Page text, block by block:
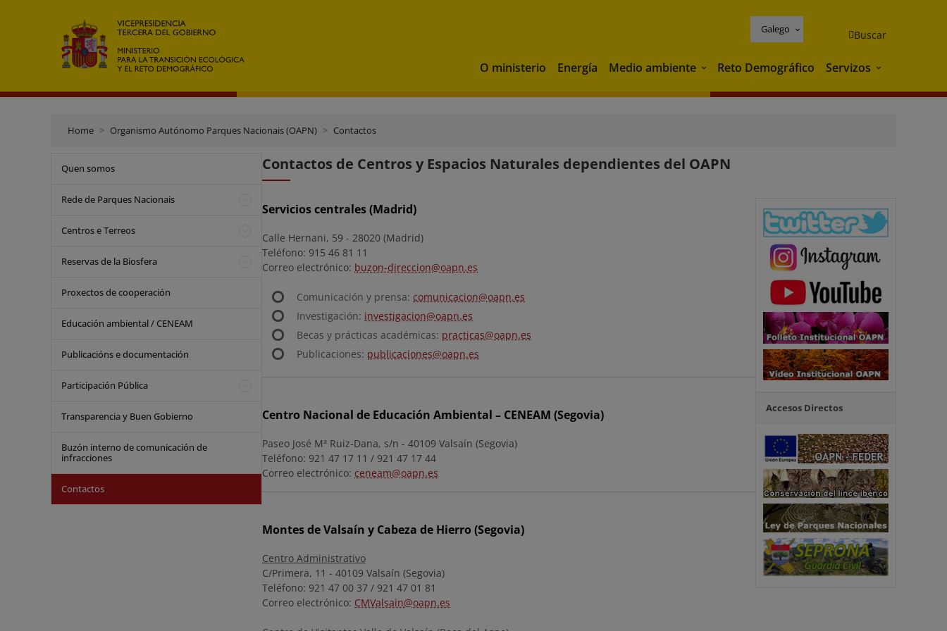
Galego Buscar
O ministerio Energía Medio ambiente Medio ambiente
Reto Demográfico Servizos Servizos
Home Organismo Autónomo Parques Nacionais (OAPN) Contactos
Quen somos
Rede de Parques Nacionais
Centros e Terreos
Reservas de la Biosfera
Proxectos de cooperación
Educación ambiental / CENEAM
Publicacións e documentación
Participación Pública
Transparencia y Buen Gobierno
Buzón interno de comunicación de
infracciones
Contactos
Contactos de Centros y Espacios Naturales dependientes del OAPN
Servicios centrales (Madrid)
Calle Hernani, 59 - 28020 (Madrid)
Teléfono: 915 46 81 11
Correo electrónico: buzon-direccion@oapn.es
Comunicación y prensa: comunicacion@oapn.es
Investigación: investigacion@oapn.es
Becas y prácticas académicas: practicas@oapn.es
Publicaciones: publicaciones@oapn.es
Centro Nacional de Educación Ambiental – CENEAM (Segovia)
Paseo José Mª Ruiz-Dana, s/n - 40109 Valsaín (Segovia)
Teléfono: 921 47 17 11 / 921 47 17 44
Correo electrónico: ceneam@oapn.es
Montes de Valsaín y Cabeza de Hierro (Segovia)
Centro Administrativo
C/Primera, 11 - 40109 Valsaín (Segovia)
Teléfono: 921 47 00 37 / 921 47 01 81
Correo electrónico: CMValsain@oapn.es
Accesos Directos